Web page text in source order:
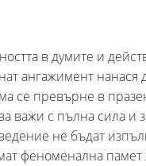
в думите и
ангажимент нанася
се превърне в
важи с пълна сила и
не бъдат
феноменална